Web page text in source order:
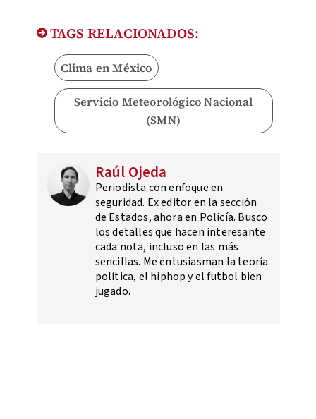
TAGS RELACIONADOS:
Clima en México
Servicio Meteorológico Nacional
(SMN)
Raúl Ojeda
Periodista con enfoque en
seguridad. Ex editor en la sección
de Estados, ahora en Policía. Busco
los detalles que hacen interesante
cada nota, incluso en las más
sencillas. Me entusiasman la teoría
política, el hiphop y el futbol bien
jugado.